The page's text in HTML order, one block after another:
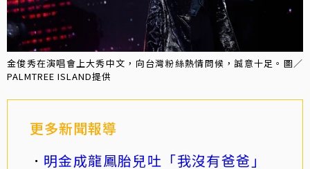
金俊秀在演唱會上大秀中文，向台灣粉絲熱情問候，誠意十足。圖／
PALMTREE ISLAND提供
更多新聞報導
明金成龍鳳胎兒吐「我沒有爸爸」